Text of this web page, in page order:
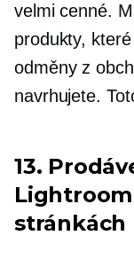
velmi cenné.
produkty,
odměny z
navrhujete.
13.
stránkách